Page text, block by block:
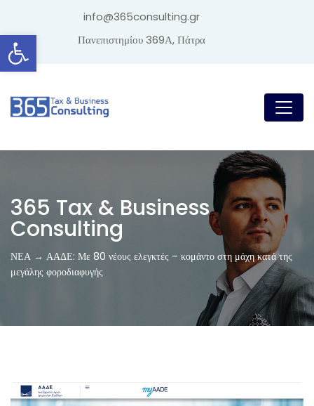
Ανοίξτε τη γραμμή εργαλείων
info@365consulting.gr
Πανεπιστημίου 369Α, Πάτρα
365 Tax & Business
Consulting
ΝΕΑ → ΑΑΔΕ: Με 80 νέους ελεγκτές – κομάντο στη μάχη κατά της
μεγάλης φοροδιαφυγής